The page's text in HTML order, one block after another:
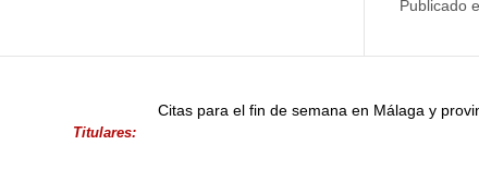
Publicado
Titulares:
Citas para el fin de semana en Málaga y